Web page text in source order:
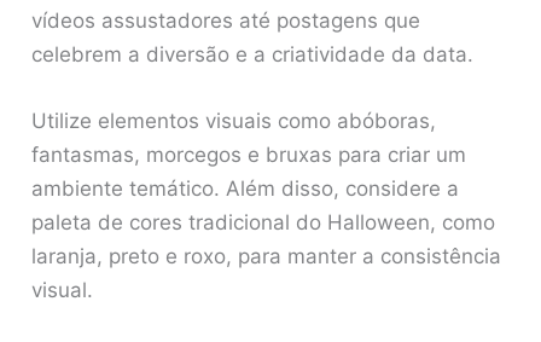
vídeos assustadores até postagens que
celebrem a diversão e a criatividade da data.
Utilize elementos visuais como abóboras,
fantasmas, morcegos e bruxas para criar um
ambiente temático. Além disso, considere a
paleta de cores tradicional do Halloween, como
laranja, preto e roxo, para manter a consistência
visual.